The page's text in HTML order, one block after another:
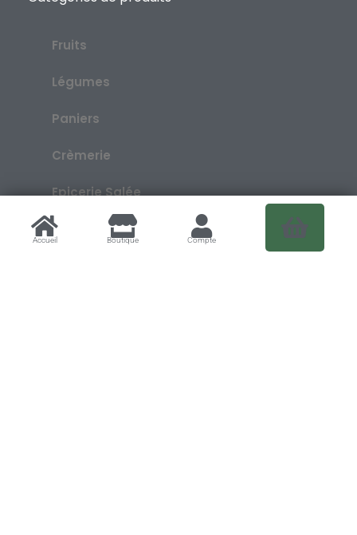
Fruits
Légumes
Paniers
Crèmerie
Epicerie Salée
Epicerie Sucrée
Accueil Boutique Compte